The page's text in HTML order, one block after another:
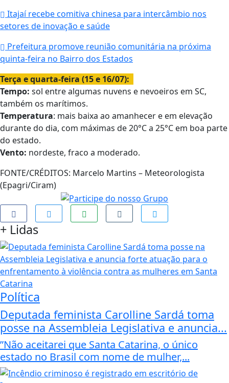
Itajaí recebe comitiva chinesa para intercâmbio nos
setores de inovação e saúde
Prefeitura promove reunião comunitária na próxima
quinta-feira no Bairro dos Estados
Terça e quarta-feira (15 e 16/07):
Tempo: sol entre algumas nuvens e nevoeiros em SC,
também os marítimos.
Temperatura: mais baixa ao amanhecer e em elevação
durante do dia, com máximas de 20°C a 25°C em boa parte
do estado.
Vento: nordeste, fraco a moderado.
FONTE/CRÉDITOS: Marcelo Martins – Meteorologista
(Epagri/Ciram)
+ Lidas
Política
Deputada feminista Carolline Sardá toma
posse na Assembleia Legislativa e anuncia...
”Não aceitarei que Santa Catarina, o único
estado no Brasil com nome de mulher,...